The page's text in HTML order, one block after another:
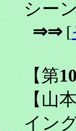
シー
⇒⇒[
【第
【山
イン